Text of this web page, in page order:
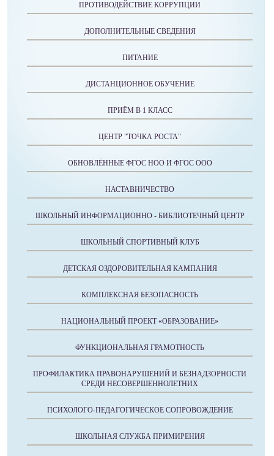
ПРОТИВОДЕЙСТВИЕ КОРРУПЦИИ
ДОПОЛНИТЕЛЬНЫЕ СВЕДЕНИЯ
ПИТАНИЕ
ДИСТАНЦИОННОЕ ОБУЧЕНИЕ
ПРИЁМ В 1 КЛАСС
ЦЕНТР "ТОЧКА РОСТА"
ОБНОВЛЁННЫЕ ФГОС НОО И ФГОС ООО
НАСТАВНИЧЕСТВО
ШКОЛЬНЫЙ ИНФОРМАЦИОННО - БИБЛИОТЕЧНЫЙ ЦЕНТР
ШКОЛЬНЫЙ СПОРТИВНЫЙ КЛУБ
ДЕТСКАЯ ОЗДОРОВИТЕЛЬНАЯ КАМПАНИЯ
КОМПЛЕКСНАЯ БЕЗОПАСНОСТЬ
НАЦИОНАЛЬНЫЙ ПРОЕКТ «ОБРАЗОВАНИЕ»
ФУНКЦИОНАЛЬНАЯ ГРАМОТНОСТЬ
ПРОФИЛАКТИКА ПРАВОНАРУШЕНИЙ И БЕЗНАДЗОРНОСТИ
СРЕДИ НЕСОВЕРШЕННОЛЕТНИХ
ПСИХОЛОГО-ПЕДАГОГИЧЕСКОЕ СОПРОВОЖДЕНИЕ
ШКОЛЬНАЯ СЛУЖБА ПРИМИРЕНИЯ